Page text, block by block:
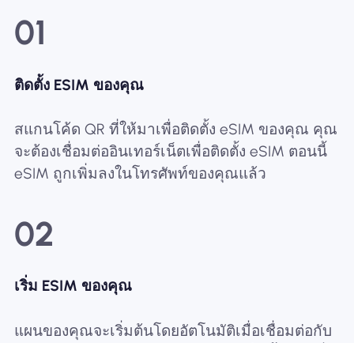
01
ติดตั้ง ESIM ของคุณ
สแกนโค้ด QR ที่ให้มาเพื่อติดตั้ง eSIM ของคุณ คุณ
จะต้องเชื่อมต่ออินเทอร์เน็ตเพื่อติดตั้ง eSIM ตอนนี้
eSIM ถูกเพิ่มลงในโทรศัพท์ของคุณแล้ว
02
เริ่ม ESIM ของคุณ
แผนของคุณจะเริ่มต้นโดยอัตโนมัติเมื่อเชื่อมต่อกับ